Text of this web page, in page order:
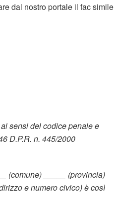
dal nostro portale il fac simile
sensi del codice penale e
D.P.R. n. 445/2000
(comune) _____ (provincia)
e numero civico) è così